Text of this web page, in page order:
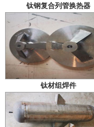
钛钢复合列管换热器
钛材组焊件